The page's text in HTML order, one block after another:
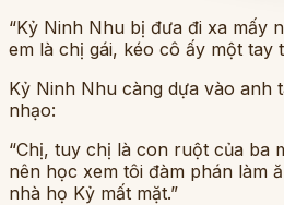
“Kỷ Ninh Nhu bị đưa đi xa mấy
em là chị gái, kéo cô ấy một tay
Kỷ Ninh Nhu càng dựa vào anh
nhạo:
“Chị, tuy chị là con ruột của ba
nên học xem tôi đàm phán làm
nhà họ Kỷ mất mặt.”